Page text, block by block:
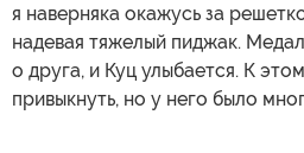
я наверняка окажусь за
надевая тяжелый пиджак.
о друга, и Куц улыбается. К
привыкнуть, но у него было